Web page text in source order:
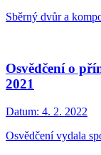
Sběrný dvůr a
Osvědčení o
2021
Datum: 4. 2. 2022
Osvědčení vydala